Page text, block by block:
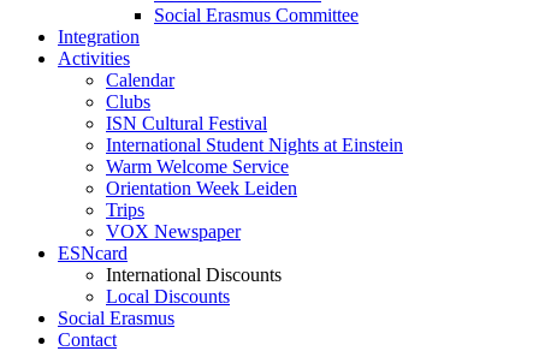
Social Erasmus Committee
Integration
Activities
Calendar
Clubs
ISN Cultural Festival
International Student Nights at Einstein
Warm Welcome Service
Orientation Week Leiden
Trips
VOX Newspaper
ESNcard
International Discounts
Local Discounts
Social Erasmus
Contact